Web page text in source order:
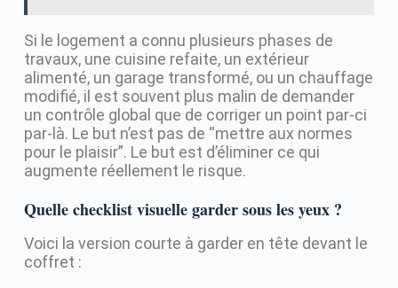
Si le logement a connu plusieurs phases de
travaux, une cuisine refaite, un extérieur
alimenté, un garage transformé, ou un chauffage
modifié, il est souvent plus malin de demander
un contrôle global que de corriger un point par-ci
par-là. Le but n’est pas de “mettre aux normes
pour le plaisir”. Le but est d’éliminer ce qui
augmente réellement le risque.
Quelle checklist visuelle garder sous les yeux ?
Voici la version courte à garder en tête devant le
coffret :